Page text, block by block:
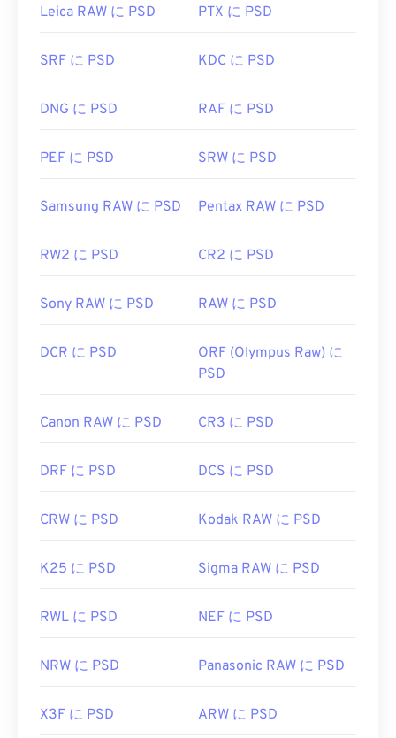
PSDファイルはサイズが大きいため、転送、保存、
タを圧縮できるファイル形式に変換されることがよ
たは可逆圧縮 に変換されます。
開発元:Adob​​e Inc.
初回リリース:1990年2月19日
https://www.lifewire.com/psd-file-2622194
Leica RAW に PSD PTX に PSD
SRF に PSD KDC に PSD
DNG に PSD RAF に PSD
PEF に PSD SRW に PSD
Samsung RAW に PSD Pentax RAW に PSD
RW2 に PSD CR2 に PSD
Sony RAW に PSD RAW に PSD
DCR に PSD
ORF (Olympus Raw) に
PSD
Canon RAW に PSD CR3 に PSD
DRF に PSD DCS に PSD
CRW に PSD Kodak RAW に PSD
K25 に PSD Sigma RAW に PSD
RWL に PSD NEF に PSD
NRW に PSD Panasonic RAW に PSD
X3F に PSD ARW に PSD